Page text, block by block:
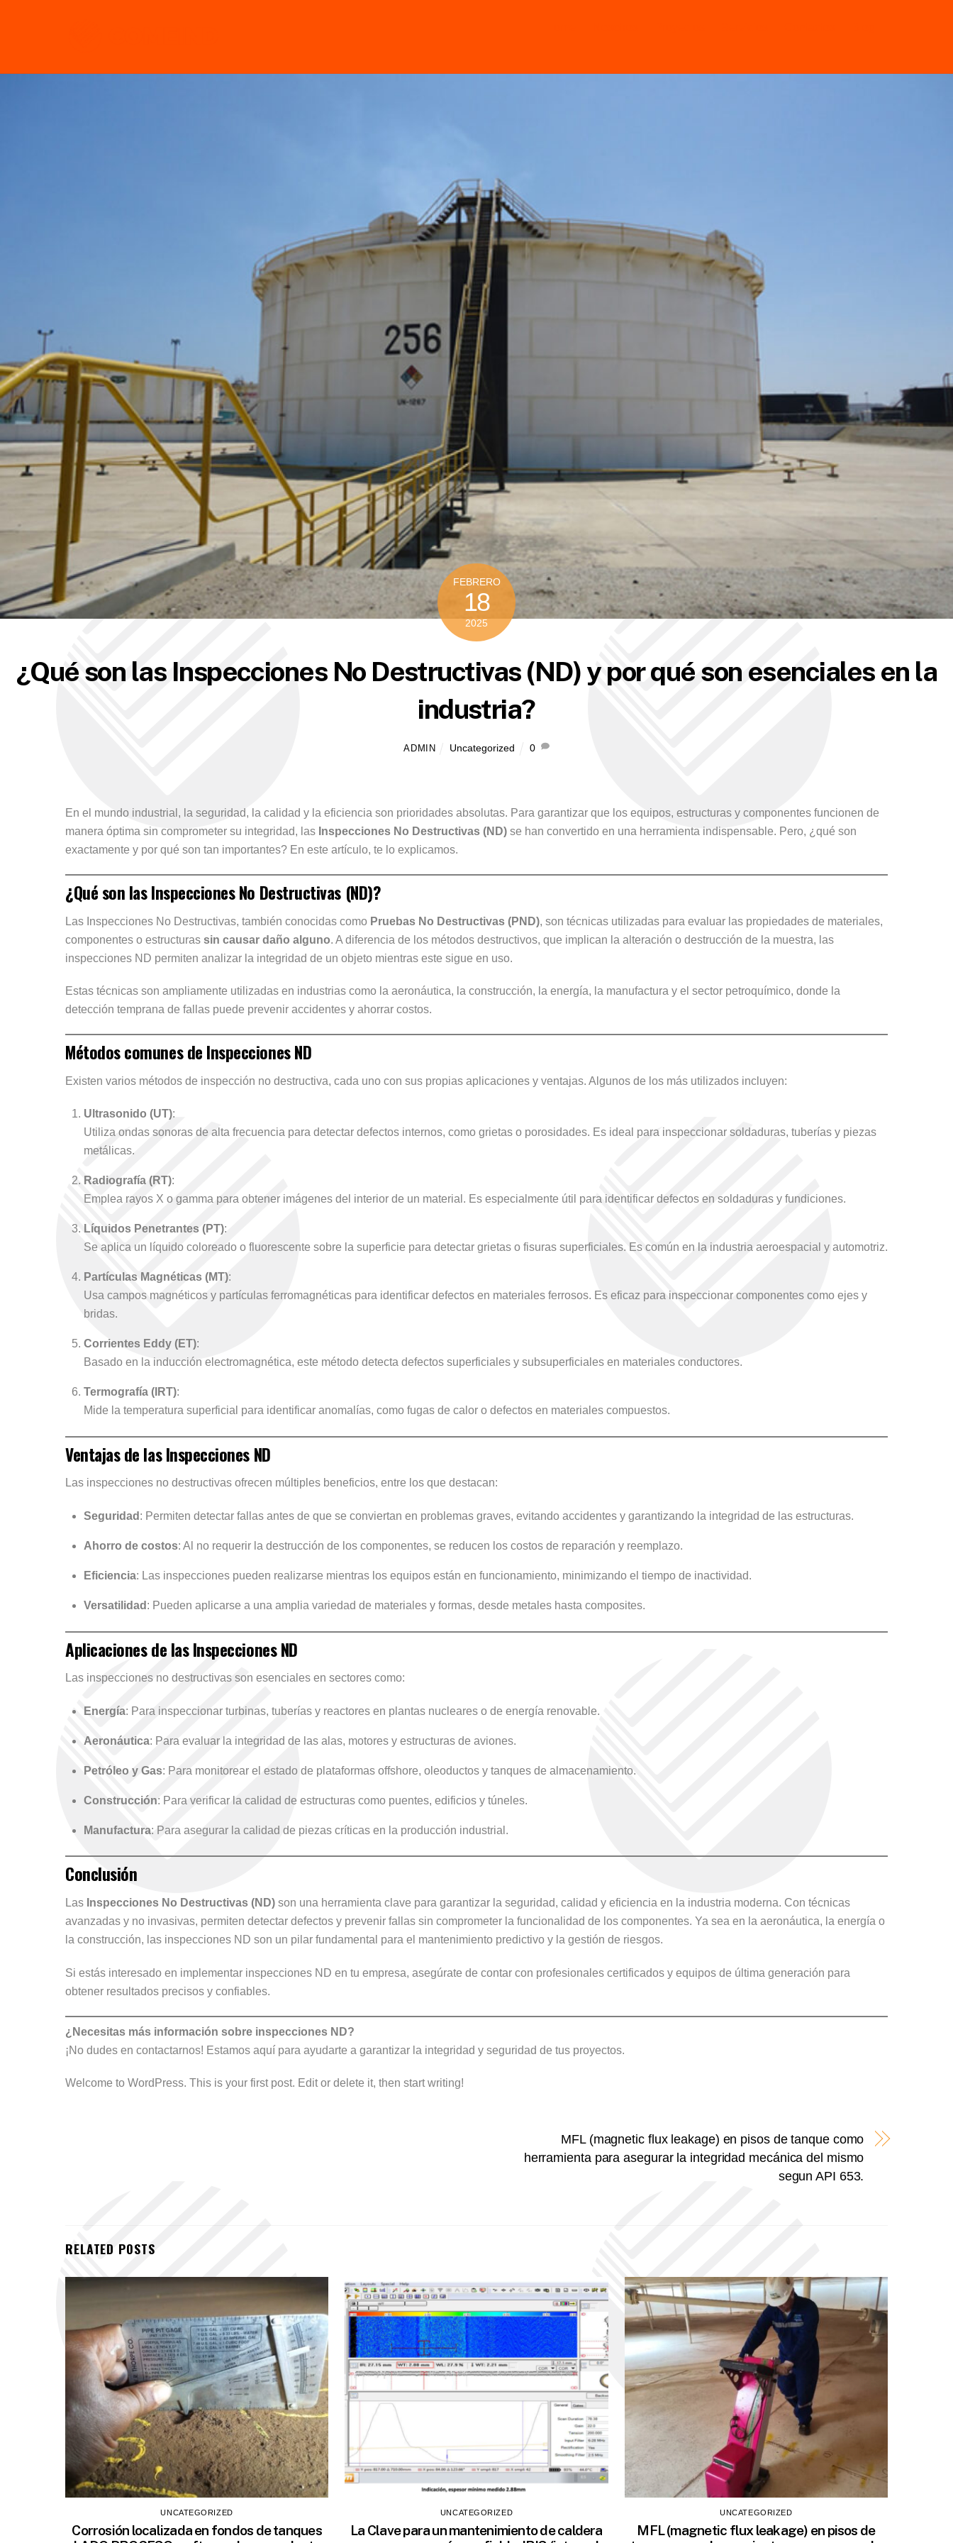
FEBRERO
18
2025
¿Qué son las Inspecciones No Destructivas (ND) y por qué son esenciales en la
industria?
ADMIN Uncategorized 0
En el mundo industrial, la seguridad, la calidad y la eficiencia son prioridades absolutas. Para garantizar que los equipos, estructuras y componentes funcionen de
manera óptima sin comprometer su integridad, las Inspecciones No Destructivas (ND) se han convertido en una herramienta indispensable. Pero, ¿qué son
exactamente y por qué son tan importantes? En este artículo, te lo explicamos.
¿Qué son las Inspecciones No Destructivas (ND)?
Las Inspecciones No Destructivas, también conocidas como Pruebas No Destructivas (PND), son técnicas utilizadas para evaluar las propiedades de materiales,
componentes o estructuras sin causar daño alguno. A diferencia de los métodos destructivos, que implican la alteración o destrucción de la muestra, las
inspecciones ND permiten analizar la integridad de un objeto mientras este sigue en uso.
Estas técnicas son ampliamente utilizadas en industrias como la aeronáutica, la construcción, la energía, la manufactura y el sector petroquímico, donde la
detección temprana de fallas puede prevenir accidentes y ahorrar costos.
Métodos comunes de Inspecciones ND
Existen varios métodos de inspección no destructiva, cada uno con sus propias aplicaciones y ventajas. Algunos de los más utilizados incluyen:
Ultrasonido (UT):
Utiliza ondas sonoras de alta frecuencia para detectar defectos internos, como grietas o porosidades. Es ideal para inspeccionar soldaduras, tuberías y piezas
metálicas.
Radiografía (RT):
Emplea rayos X o gamma para obtener imágenes del interior de un material. Es especialmente útil para identificar defectos en soldaduras y fundiciones.
Líquidos Penetrantes (PT):
Se aplica un líquido coloreado o fluorescente sobre la superficie para detectar grietas o fisuras superficiales. Es común en la industria aeroespacial y automotriz.
Partículas Magnéticas (MT):
Usa campos magnéticos y partículas ferromagnéticas para identificar defectos en materiales ferrosos. Es eficaz para inspeccionar componentes como ejes y
bridas.
Corrientes Eddy (ET):
Basado en la inducción electromagnética, este método detecta defectos superficiales y subsuperficiales en materiales conductores.
Termografía (IRT):
Mide la temperatura superficial para identificar anomalías, como fugas de calor o defectos en materiales compuestos.
Ventajas de las Inspecciones ND
Las inspecciones no destructivas ofrecen múltiples beneficios, entre los que destacan:
Seguridad : Permiten detectar fallas antes de que se conviertan en problemas graves, evitando accidentes y garantizando la integridad de las estructuras.
Ahorro de costos: Al no requerir la destrucción de los componentes, se reducen los costos de reparación y reemplazo.
Eficiencia: Las inspecciones pueden realizarse mientras los equipos están en funcionamiento, minimizando el tiempo de inactividad.
Versatilidad : Pueden aplicarse a una amplia variedad de materiales y formas, desde metales hasta composites.
Aplicaciones de las Inspecciones ND
Las inspecciones no destructivas son esenciales en sectores como:
Energía: Para inspeccionar turbinas, tuberías y reactores en plantas nucleares o de energía renovable.
Aeronáutica: Para evaluar la integridad de las alas, motores y estructuras de aviones.
Petróleo y Gas: Para monitorear el estado de plataformas offshore, oleoductos y tanques de almacenamiento.
Construcción: Para verificar la calidad de estructuras como puentes, edificios y túneles.
Manufactura: Para asegurar la calidad de piezas críticas en la producción industrial.
Conclusión
Las Inspecciones No Destructivas (ND) son una herramienta clave para garantizar la seguridad, calidad y eficiencia en la industria moderna. Con técnicas
avanzadas y no invasivas, permiten detectar defectos y prevenir fallas sin comprometer la funcionalidad de los componentes. Ya sea en la aeronáutica, la energía o
la construcción, las inspecciones ND son un pilar fundamental para el mantenimiento predictivo y la gestión de riesgos.
Si estás interesado en implementar inspecciones ND en tu empresa, asegúrate de contar con profesionales certificados y equipos de última generación para
obtener resultados precisos y confiables.
¿Necesitas más información sobre inspecciones ND?
¡No dudes en contactarnos! Estamos aquí para ayudarte a garantizar la integridad y seguridad de tus proyectos.
Welcome to WordPress. This is your first post. Edit or delete it, then start writing!
MFL (magnetic flux leakage) en pisos de tanque como
herramienta para asegurar la integridad mecánica del mismo
segun API 653.
RELATED POSTS
UNCATEGORIZED
Corrosión localizada en fondos de tanques
UNCATEGORIZED
La Clave para un mantenimiento de caldera
UNCATEGORIZED
MFL (magnetic flux leakage) en pisos de